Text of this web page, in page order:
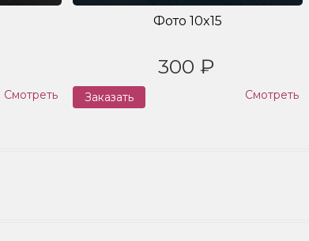
Смотреть
Фото 10x15
300 ₽
Заказать Смотреть